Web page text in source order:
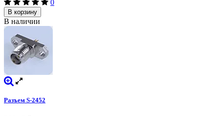
0
В корзину
В наличии
Разъем S-2452